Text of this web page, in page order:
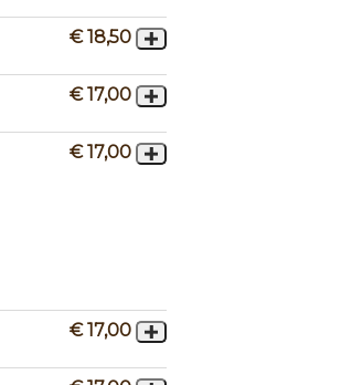
€ 18,50
€ 17,00
€ 17,00
€ 17,00